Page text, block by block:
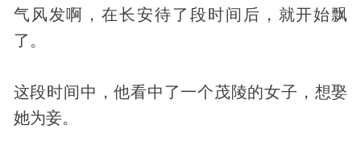
气风发啊，在长安待了段时间后，就开始飘
了。
这段时间中，他看中了一个茂陵的女子，想娶
她为妾。